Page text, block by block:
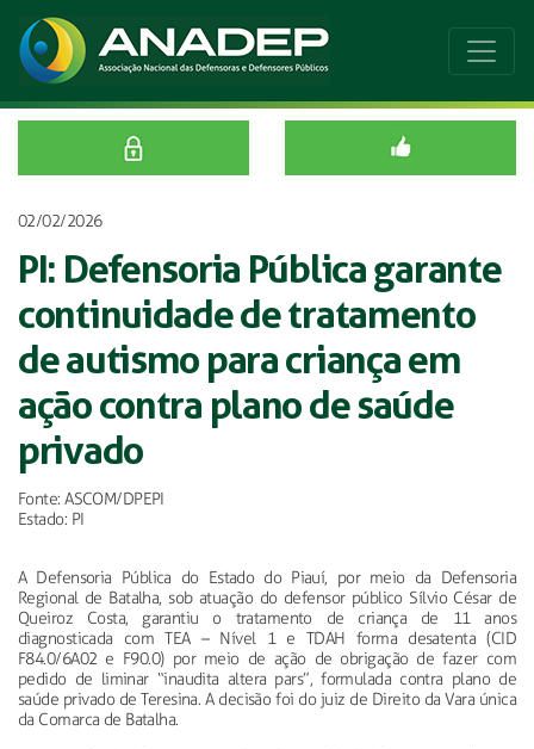
02/02/2026
PI: Defensoria Pública garante
continuidade de tratamento
de autismo para criança em
ação contra plano de saúde
privado
Fonte: ASCOM/DPEPI
Estado: PI
A Defensoria Pública do Estado do Piauí, por meio da Defensoria
Regional de Batalha, sob atuação do defensor público Sílvio César de
Queiroz Costa, garantiu o tratamento de criança de 11 anos
diagnosticada com TEA – Nível 1 e TDAH forma desatenta (CID
F84.0/6A02 e F90.0) por meio de ação de obrigação de fazer com
pedido de liminar “inaudita altera pars”, formulada contra plano de
saúde privado de Teresina. A decisão foi do juiz de Direito da Vara única
da Comarca de Batalha.